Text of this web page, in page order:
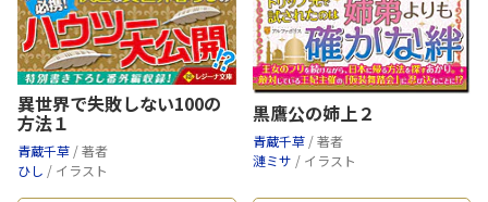
異世界で失敗しない100の
方法１
青蔵千草 / 著者
ひし / イラスト
黒鷹公の姉上２
青蔵千草 / 著者
漣ミサ / イラスト